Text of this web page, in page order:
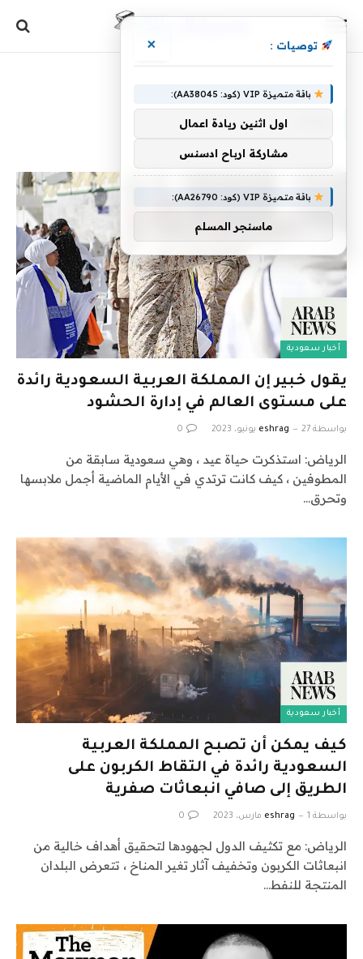
أخبار سعودية
يقول خبير إن المملكة العربية السعودية رائدة
على مستوى العالم في إدارة الحشود
بواسطة eshrag 27 يونيو، 2023 0
الرياض: استذكرت حياة عيد ، وهي سعودية سابقة من
المطوفين ، كيف كانت ترتدي في الأيام الماضية أجمل ملابسها
وتحرق…
أخبار سعودية
كيف يمكن أن تصبح المملكة العربية
السعودية رائدة في التقاط الكربون على
الطريق إلى صافي انبعاثات صفرية
بواسطة eshrag 1 مارس، 2023 0
الرياض: مع تكثيف الدول لجهودها لتحقيق أهداف خالية من
انبعاثات الكربون وتخفيف آثار تغير المناخ ، تتعرض البلدان
المنتجة للنفط…
توصيات : ×
باقة متميزة VIP (كود: AA38045):
اول اثنين ريادة اعمال
مشاركة ارباح ادسنس
باقة متميزة VIP (كود: AA26790):
ماسنجر المسلم